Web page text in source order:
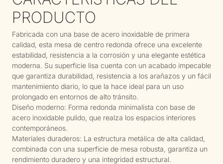
PRODUCTO
Fabricada con una base de acero inoxidable de primera
calidad, esta mesa de centro redonda ofrece una excelente
estabilidad, resistencia a la corrosión y una elegante estética
moderna. Su superficie lisa cuenta con un acabado impecable
que garantiza durabilidad, resistencia a los arañazos y un fácil
mantenimiento diario, lo que la hace ideal para un uso
prolongado en entornos de alto tránsito.
Diseño moderno: Forma redonda minimalista con base de
acero inoxidable pulido, que realza los espacios interiores
contemporáneos.
Materiales duraderos: La estructura metálica de alta calidad,
combinada con una superficie de mesa robusta, garantiza un
rendimiento duradero y una integridad estructural.